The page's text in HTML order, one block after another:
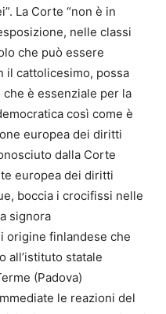
La Corte “non è in
nelle classi
che può essere
il cattolicesimo, possa
è essenziale per la
così come è
europea dei diritti
dalla Corte
europea dei diritti
boccia i crocifissi nelle
signora
origine finlandese che
all’istituto statale
(Padova)
le reazioni del